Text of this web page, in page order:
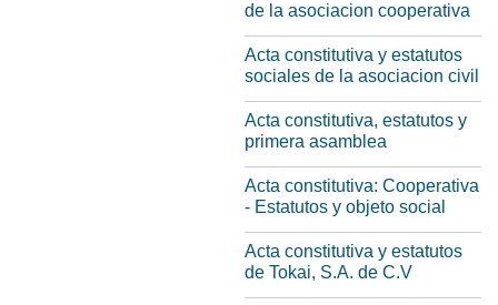
de la asociacion cooperativa
Acta constitutiva y estatutos
sociales de la asociacion civil
Acta constitutiva, estatutos y
primera asamblea
Acta constitutiva: Cooperativa
- Estatutos y objeto social
Acta constitutiva y estatutos
de Tokai, S.A. de C.V